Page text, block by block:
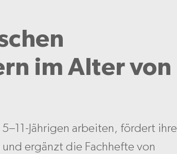
im Alter von
Jährigen arbeiten, fördert ihre
ergänzt die Fachhefte von